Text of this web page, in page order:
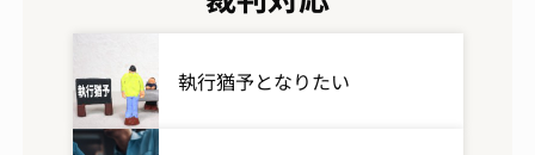
執行猶予となりたい